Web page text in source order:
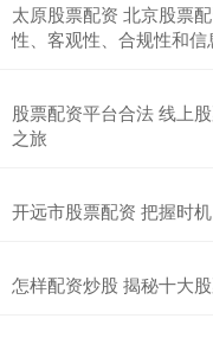
太原股票配资 北京股票
性、客观性、合规性和
股票配资平台合法 线上
之旅
开远市股票配资 把握时
怎样配资炒股 揭秘十大